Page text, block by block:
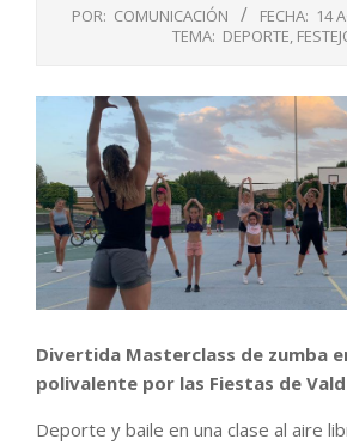
POR: COMUNICACIÓN FECHA: 14
TEMA: DEPORTE,
Divertida Masterclass de zumba
polivalente por las Fiestas de
Deporte y baile en una clase al aire